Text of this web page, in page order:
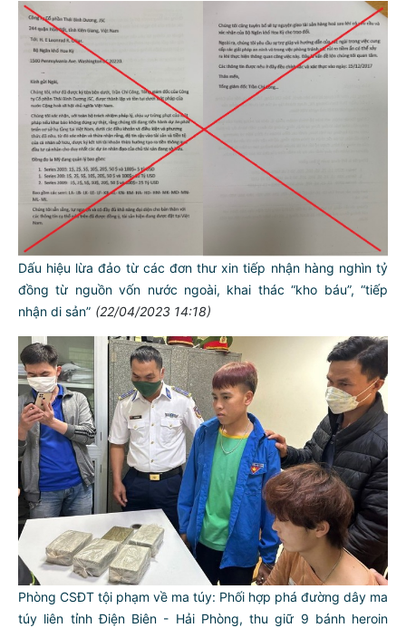
Dấu hiệu lừa đảo từ các đơn thư xin tiếp nhận hàng nghìn tỷ
đồng từ nguồn vốn nước ngoài, khai thác “kho báu”, “tiếp
nhận di sản” (22/04/2023 14:18)
Phòng CSĐT tội phạm về ma túy: Phối hợp phá đường dây ma
túy liên tỉnh Điện Biên - Hải Phòng, thu giữ 9 bánh heroin